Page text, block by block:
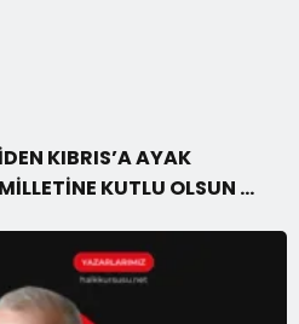
KIBRIS’A AYAK
KUTLU OLSUN …